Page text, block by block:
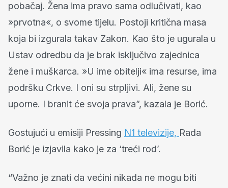
pobačaj. Žena ima pravo sama odlučivati, kao
»prvotna«, o svome tijelu. Postoji kritična masa
koja bi izgurala takav Zakon. Kao što je ugurala u
Ustav odredbu da je brak isključivo zajednica
žene i muškarca. »U ime obitelji« ima resurse, ima
podršku Crkve. I oni su strpljivi. Ali, žene su
uporne. I branit će svoja prava”, kazala je Borić.
Gostujući u emisiji Pressing N1 televizije, Rada
Borić je izjavila kako je za ‘treći rod’.
“Važno je znati da većini nikada ne mogu biti